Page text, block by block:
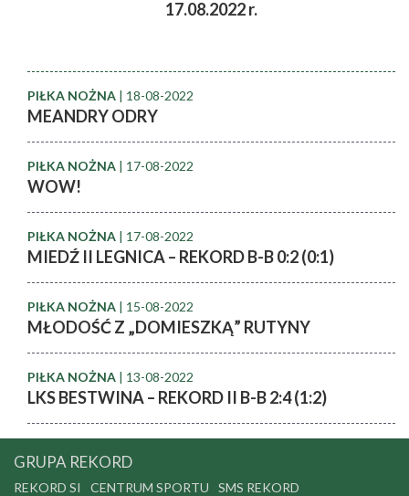
17.08.2022 r.
PIŁKA NOŻNA | 18-08-2022
MEANDRY ODRY
PIŁKA NOŻNA | 17-08-2022
WOW!
PIŁKA NOŻNA | 17-08-2022
MIEDŹ II LEGNICA – REKORD B-B 0:2 (0:1)
PIŁKA NOŻNA | 15-08-2022
MŁODOŚĆ Z „DOMIESZKĄ” RUTYNY
PIŁKA NOŻNA | 13-08-2022
LKS BESTWINA – REKORD II B-B 2:4 (1:2)
GRUPA REKORD
REKORD SI CENTRUM SPORTU SMS REKORD